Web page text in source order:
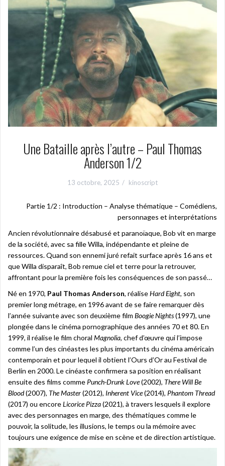
Une Bataille après l’autre – Paul Thomas
Anderson 1/2
13 octobre, 2025 kinoscript
Partie 1/2 : Introduction – Analyse thématique – Comédiens,
personnages et interprétations
Ancien révolutionnaire désabusé et paranoïaque, Bob vit en marge
de la société, avec sa fille Willa, indépendante et pleine de
ressources. Quand son ennemi juré refait surface après 16 ans et
que Willa disparaît, Bob remue ciel et terre pour la retrouver,
affrontant pour la première fois les conséquences de son passé…
Né en 1970, Paul Thomas Anderson, réaliseHard Eight, son
premier long métrage, en 1996 avant de se faire remarquer dès
l’année suivante avec son deuxième film Boogie Nights(1997), une
plongée dans le cinéma pornographique des années 70 et 80. En
1999, il réalise le film choral Magnolia, chef d’œuvre qui l’impose
comme l’un des cinéastes les plus importants du cinéma américain
contemporain et pour lequel il obtient l’Ours d’Or au Festival de
Berlin en 2000. Le cinéaste confirmera sa position en réalisant
ensuite des films comme Punch-Drunk Love(2002), There Will Be
Blood(2007), The Master(2012), Inherent Vice(2014), Phantom Thread
(2017) ou encoreLicorice Pizza(2021), à travers lesquels il explore
avec des personnages en marge, des thématiques comme le
pouvoir, la solitude, les illusions, le temps ou la mémoire avec
toujours une exigence de mise en scène et de direction artistique.